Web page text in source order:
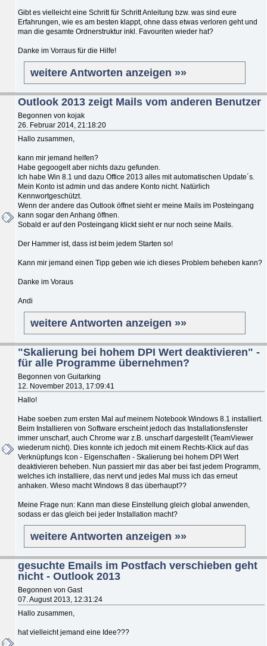
Gibt es vielleicht eine Schritt für Schritt Anleitung bzw. was sind eure
Erfahrungen, wie es am besten klappt, ohne dass etwas verloren geht und
man die gesamte Ordnerstruktur inkl. Favouriten wieder hat?
Danke im Vorraus für die Hilfe!
weitere Antworten anzeigen »»
Outlook 2013 zeigt Mails vom anderen Benutzer
Begonnen von kojak
26. Februar 2014, 21:18:20
Hallo zusammen,
kann mir jemand helfen?
Habe gegoogelt aber nichts dazu gefunden.
Ich habe Win 8.1 und dazu Office 2013 alles mit automatischen Update´s.
Mein Konto ist admin und das andere Konto nicht. Natürlich
Kennwortgeschützt.
Wenn der andere das Outlook öffnet sieht er meine Mails im Posteingang
kann sogar den Anhang öffnen.
Sobald er auf den Posteingang klickt sieht er nur noch seine Mails.
Der Hammer ist, dass ist beim jedem Starten so!
Kann mir jemand einen Tipp geben wie ich dieses Problem beheben kann?
Danke im Voraus
Andi
weitere Antworten anzeigen »»
"Skalierung bei hohem DPI Wert deaktivieren" -
für alle Programme übernehmen?
Begonnen von Guitarking
12. November 2013, 17:09:41
Hallo!
Habe soeben zum ersten Mal auf meinem Notebook Windows 8.1 installiert.
Beim Installieren von Software erscheint jedoch das Installationsfenster
immer unscharf, auch Chrome war z.B. unscharf dargestellt (TeamViewer
wiederum nicht). Dies konnte ich jedoch mit einem Rechts-Klick auf das
Verknüpfungs Icon - Eigenschaften - Skalierung bei hohem DPI Wert
deaktivieren beheben. Nun passiert mir das aber bei fast jedem Programm,
welches ich installiere, das nervt und jedes Mal muss ich das erneut
anhaken. Wieso macht Windows 8 das überhaupt??
Meine Frage nun: Kann man diese Einstellung gleich global anwenden,
sodass er das gleich bei jeder Installation macht?
weitere Antworten anzeigen »»
gesuchte Emails im Postfach verschieben geht
nicht - Outlook 2013
Begonnen von Gast
07. August 2013, 12:31:24
Hallo zusammen,
hat vielleicht jemand eine Idee???